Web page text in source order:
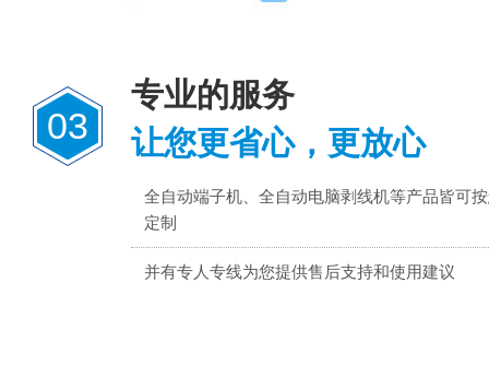
03
专业的服务
让您更省心，更放心
全自动端子机、全自动电脑剥线机等产品皆可
定制
并有专人专线为您提供售后支持和使用建议